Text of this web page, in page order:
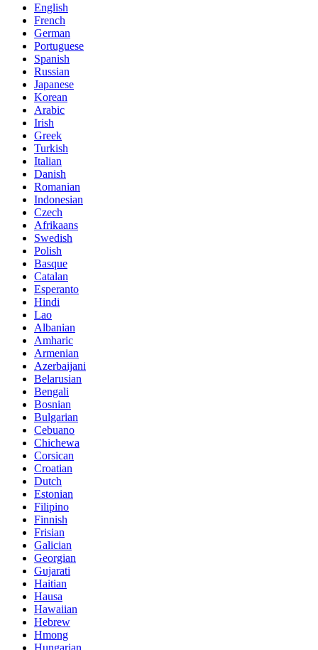
English
French
German
Portuguese
Spanish
Russian
Japanese
Korean
Arabic
Irish
Greek
Turkish
Italian
Danish
Romanian
Indonesian
Czech
Afrikaans
Swedish
Polish
Basque
Catalan
Esperanto
Hindi
Lao
Albanian
Amharic
Armenian
Azerbaijani
Belarusian
Bengali
Bosnian
Bulgarian
Cebuano
Chichewa
Corsican
Croatian
Dutch
Estonian
Filipino
Finnish
Frisian
Galician
Georgian
Gujarati
Haitian
Hausa
Hawaiian
Hebrew
Hmong
Hungarian